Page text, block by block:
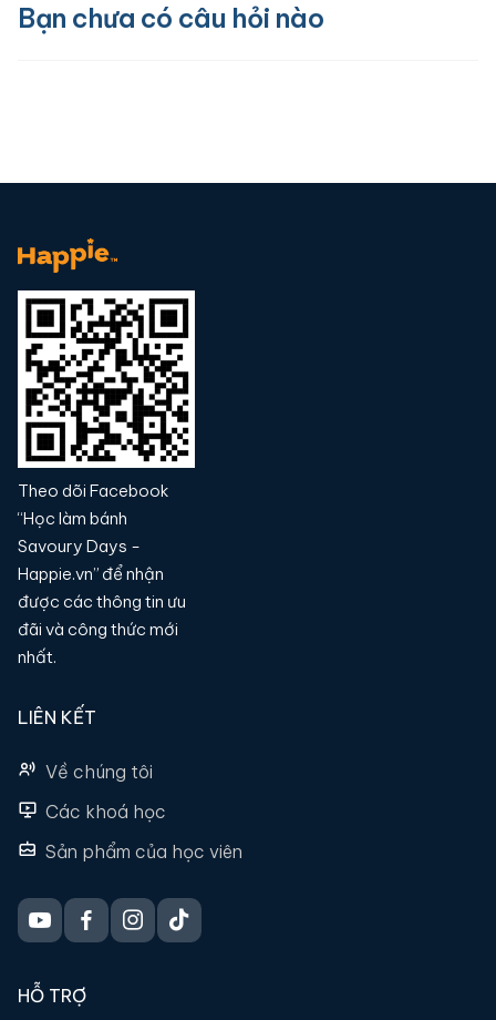
Bạn chưa có câu hỏi nào
Theo dõi Facebook
“Học làm bánh
Savoury Days -
Happie.vn” để nhận
được các thông tin ưu
đãi và công thức mới
nhất.
LIÊN KẾT
Về chúng tôi
Các khoá học
Sản phẩm của học viên
HỖ TRỢ